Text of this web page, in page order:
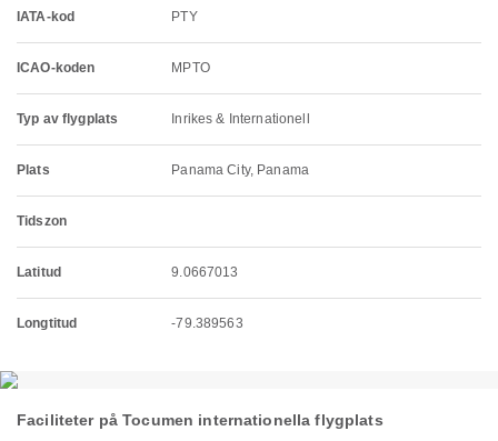
IATA-kod PTY
ICAO-koden MPTO
Typ av flygplats Inrikes & Internationell
Plats Panama City, Panama
Tidszon
Latitud 9.0667013
Longtitud -79.389563
Faciliteter på Tocumen internationella flygplats